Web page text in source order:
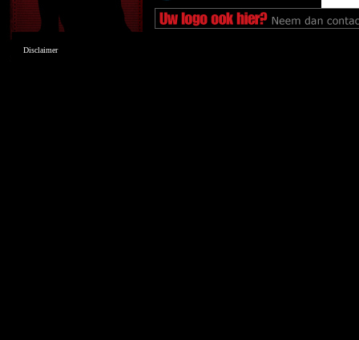
Disclaimer